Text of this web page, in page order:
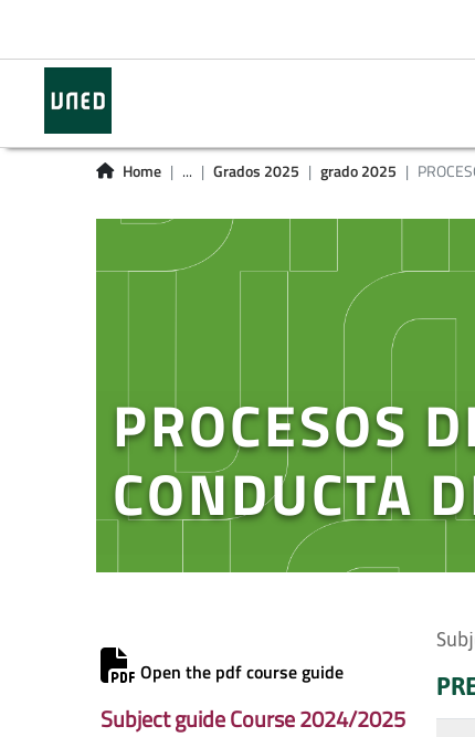
Home ... Grados 2025 grado 2025
PROCESOS
CONDUCTA
Open the pdf course guide
Subject guide Course 2024/2025